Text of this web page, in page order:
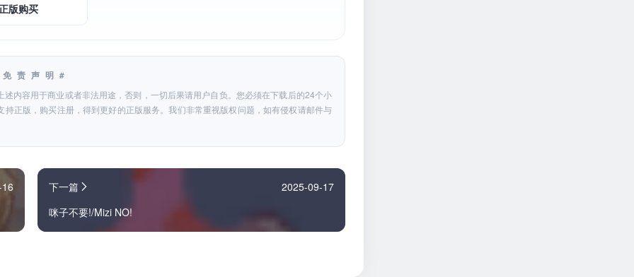
版购买
责声明#
内容用于商业或者非法用途，否则，一切后果请用户自负。您必须在下载后的24个小
正版，购买注册，得到更好的正版服务。我们非常重视版权问题，如有侵权请邮件与
下一篇
2025-09-17
咪子不要!/Mizi NO!